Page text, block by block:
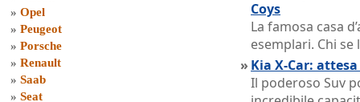
» Opel
» Peugeot
» Porsche
» Renault
» Saab
» Seat
Coys
La famosa casa
esemplari. Chi
» Kia X-Car:
Il poderoso Suv